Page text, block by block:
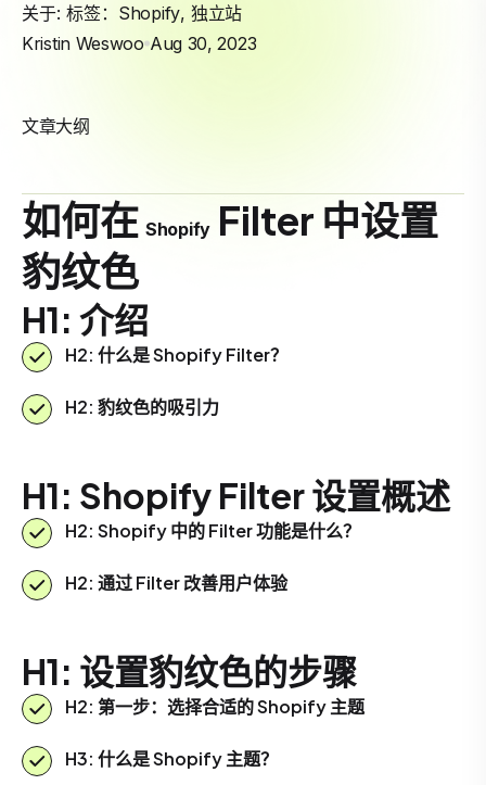
关于: 标签： Shopify, 独立站
Kristin Weswoo Aug 30, 2023
文章大纲
如何在 ShopifyFilter 中设置
豹纹色
H1: 介绍
H2: 什么是 Shopify Filter？
H2: 豹纹色的吸引力
H1: Shopify Filter 设置概述
H2: Shopify 中的 Filter 功能是什么？
H2: 通过 Filter 改善用户体验
H1: 设置豹纹色的步骤
H2: 第一步：选择合适的 Shopify 主题
H3: 什么是 Shopify 主题？